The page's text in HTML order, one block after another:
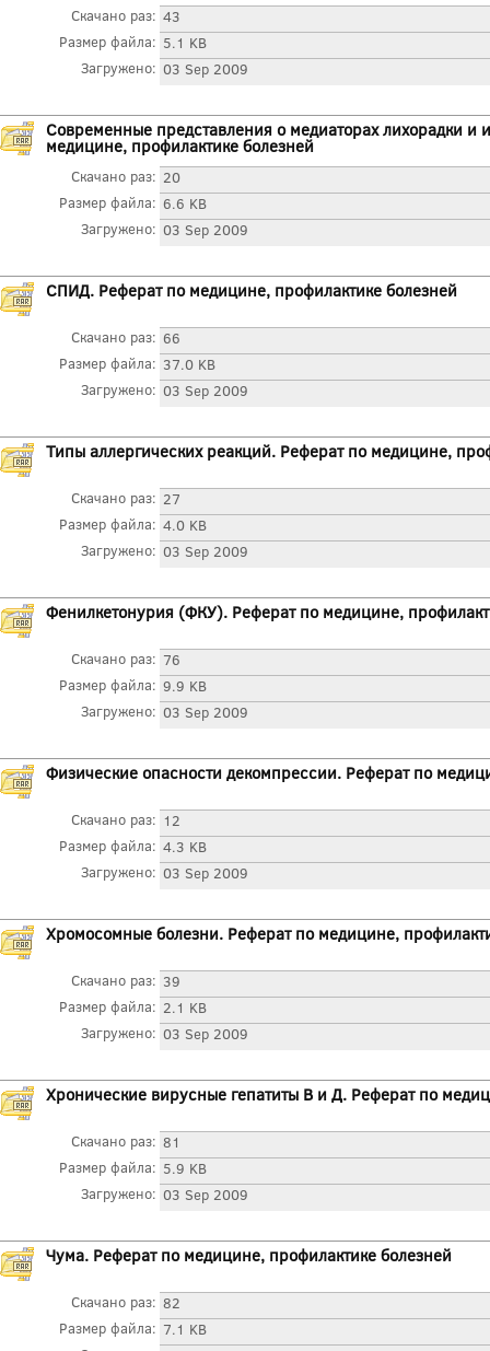
Скачано раз: 43
Размер файла: 5.1 KB
Загружено: 03 Sep 2009
Современные представления о медиаторах лихорадки и
медицине, профилактике болезней
Скачано раз: 20
Размер файла: 6.6 KB
Загружено: 03 Sep 2009
СПИД. Реферат по медицине, профилактике болезней
Скачано раз: 66
Размер файла: 37.0 KB
Загружено: 03 Sep 2009
Типы аллергических реакций. Реферат по медицине,
Скачано раз: 27
Размер файла: 4.0 KB
Загружено: 03 Sep 2009
Фенилкетонурия (ФКУ). Реферат по медицине,
Скачано раз: 76
Размер файла: 9.9 KB
Загружено: 03 Sep 2009
Физические опасности декомпрессии. Реферат по
Скачано раз: 12
Размер файла: 4.3 KB
Загружено: 03 Sep 2009
Хромосомные болезни. Реферат по медицине,
Скачано раз: 39
Размер файла: 2.1 KB
Загружено: 03 Sep 2009
Хронические вирусные гепатиты В и Д. Реферат по
Скачано раз: 81
Размер файла: 5.9 KB
Загружено: 03 Sep 2009
Чума. Реферат по медицине, профилактике болезней
Скачано раз: 82
Размер файла: 7.1 KB